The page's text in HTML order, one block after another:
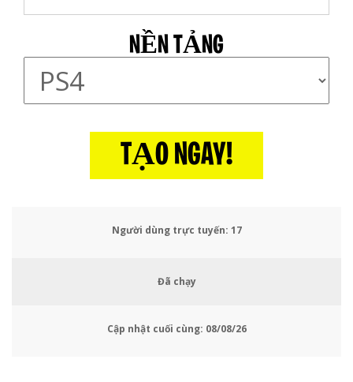
NỀN TẢNG
TẠO NGAY!
Người dùng trực tuyến: 19
Đã chạy
Cập nhật cuối cùng: 08/08/26